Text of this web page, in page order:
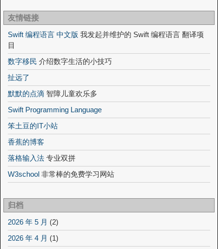
友情链接
Swift 编程语言 中文版 我发起并维护的 Swift 编程语言 翻译项
目
数字移民 介绍数字生活的小技巧
扯远了
默默的点滴 智障儿童欢乐多
Swift Programming Language
笨土豆的IT小站
香蕉的博客
落格输入法 专业双拼
W3school 非常棒的免费学习网站
归档
2026 年 5 月 (2)
2026 年 4 月 (1)